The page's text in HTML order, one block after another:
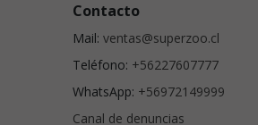
Contacto
Mail: ventas@superzoo.cl
Teléfono: +56227607777
WhatsApp: +56972149999
Canal de denuncias